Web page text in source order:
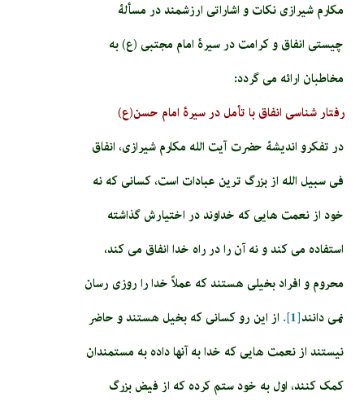
مکارم شیرازی نکات و اشاراتی ارزشمند در مسألۀ
چیستی انفاق و کرامت در سیرۀ امام مجتبی (ع) به
مخاطبان ارائه می گردد:
رفتار شناسی انفاق با تأمل در سیرۀ امام حسن(ع)
در تفکرو اندیشۀ حضرت آیت الله مکارم شیرازی، انفاق
فی سبیل الله از بزرگ ترین عبادات است، کسانی که نه
خود از نعمت هایی که خداوند در اختیارش گذاشته
استفاده می کند و نه آن را در راه خدا انفاق می کند،
محروم و افراد بخیلی هستند که عملاً خدا را روزی رسان
نمی دانند[1].
از این رو کسانی که بخیل هستند و حاضر
نیستند از نعمت هایی که خدا به آنها داده به مستمندان
کمک کنند، اول به خود ستم کرده که از فیض بزرگ